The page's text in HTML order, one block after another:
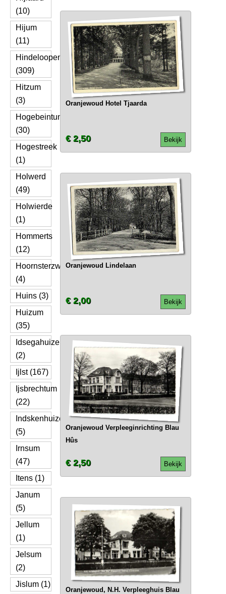
(10)
Hijum
(11)
Hindeloopen
(309)
Hitzum
(3)
Hogebeintum
(30)
Hogestreek
(1)
Holwerd
(49)
Holwierde
(1)
Hommerts
(12)
Hoornsterzwaag
(4)
Huins (3)
Huizum
(35)
Idsegahuizen
(2)
Ijlst (167)
Ijsbrechtum
(22)
Indskenhuizen
(5)
Irnsum
(47)
Itens (1)
Janum
(5)
Jellum
(1)
Jelsum
(2)
Jislum (1)
Oranjewoud Hotel Tjaarda
Bekijk
€ 2,50
Oranjewoud Lindelaan
Bekijk
€ 2,00
Oranjewoud Verpleeginrichting Blau
Hûs
Bekijk
€ 2,50
Oranjewoud, N.H. Verpleeghuis Blau